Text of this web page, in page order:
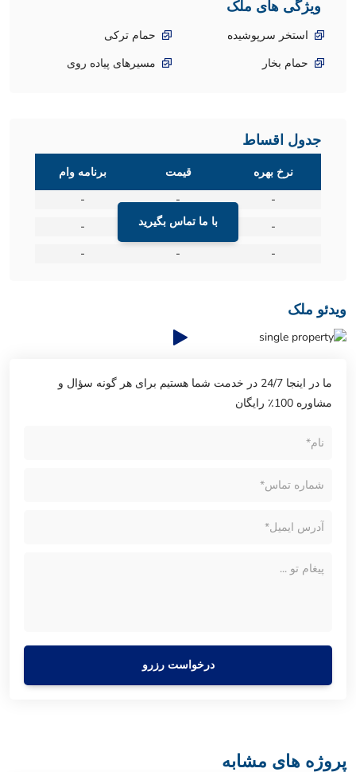
ویژگی های ملک
استخر سرپوشیده
حمام ترکی
حمام بخار
مسیرهای پیاده روی
جدول اقساط
با ما تماس بگیرید
نرخ بهره قیمت
برنامه وام
-
-
-
-
-
-
-
-
-
ویدئو ملک
ما در اینجا 24/7 در خدمت شما هستیم برای هر گونه سؤال و
مشاوره 100٪ رایگان
درخواست رزرو
پروژه های مشابه